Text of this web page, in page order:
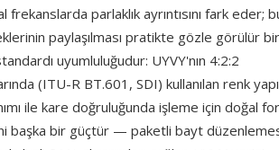
parlaklık ayrıntısını fark eder;
paylaşılması pratikte gözle görülür
uyumluluğudur: UYVY'nın 4:2:2
(ITU-R BT.601, SDI) kullanılan renk
ile kare doğruluğunda işleme için doğal
başka bir güçtür — paketli bayt